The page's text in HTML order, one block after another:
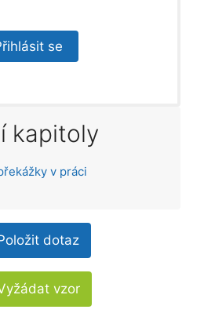
se
kapitoly
v práci
dotaz
vzor